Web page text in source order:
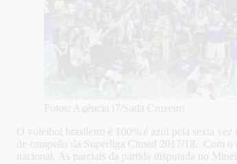
Fotos: Agência i7/Sada Cruzeiro
O voleibol brasileiro é 100% é azul pela sexta
de campeão da Superliga Cimed 2017/18. Com o
nacional. As parciais da partida disputada no